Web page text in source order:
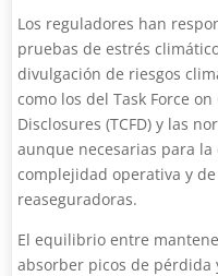
Los reguladores han
pruebas de estrés
divulgación de riesgos
como los del Task Force
Disclosures (TCFD) y las
aunque necesarias para
complejidad operativa y
reaseguradoras.
El equilibrio entre
absorber picos de